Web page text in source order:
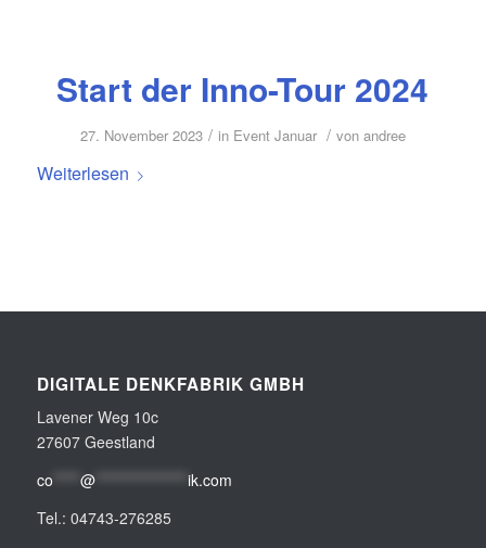
Start der Inno-Tour 2024
27. November 2023 / in Event Januar / von andree
Weiterlesen
DIGITALE DENKFABRIK GMBH
Lavener Weg 10c
27607 Geestland
co
@***************** ik.com
Tel.: 04743-276285